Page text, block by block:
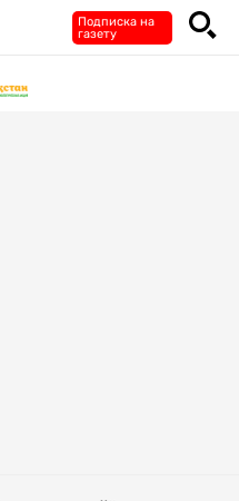
Подписка на
газету